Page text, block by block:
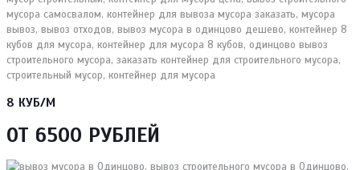
8 КУБ/М
ОТ 6500 РУБЛЕЙ